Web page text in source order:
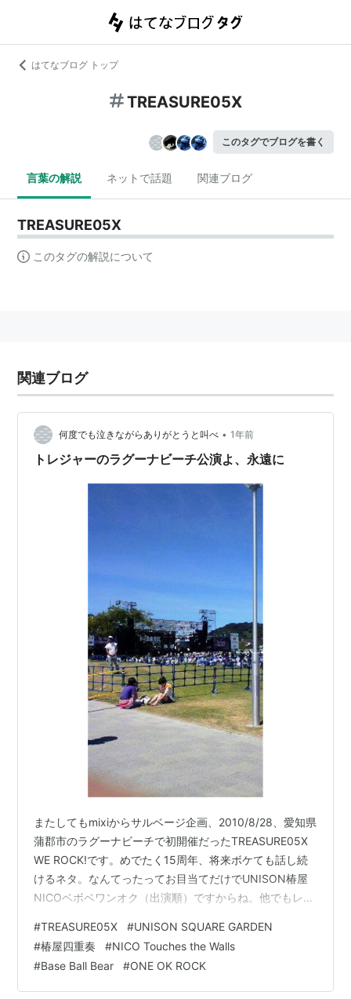
はてなブログ トップ
TREASURE05X
このタグでブログを書く
言葉の解説 ネットで話題 関連ブログ
TREASURE05X
このタグの解説について
関連ブログ
何度でも泣きながらありがとうと叫べ • 1年前
トレジャーのラグーナビーチ公演よ、永遠に
またしてもmixiからサルベージ企画、2010/8/28、愛知県
蒲郡市のラグーナビーチで初開催だったTREASURE05X
WE ROCK!です。めでたく15周年、将来ボケても話し続
けるネタ。なんてったってお目当てだけでUNISON椿屋
NICOベボベワンオク（出演順）ですからね。他でもレゴ
ル、plenty、ガリレオ、SPYAIRなど。何回見ても一生の
誇り。 その昔な、レゴUNISON椿屋NICOベボベワンオ
クHIATUS 9mm（出演順）のフェスがあったんじゃ
よ、、シャンペインはシリアルと同じ小さなサブステー
#TREASURE05X #UNISON SQUARE GARDEN
#椿屋四重奏 #NICO Touches the Walls
#Base Ball Bear #ONE OK ROCK